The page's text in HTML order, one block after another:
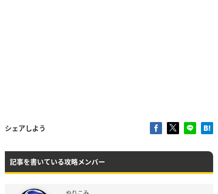
シェアしよう
記事を書いている攻略メンバー